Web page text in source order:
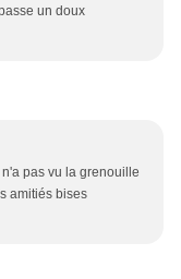
un doux
pas vu la grenouille
amitiés bises